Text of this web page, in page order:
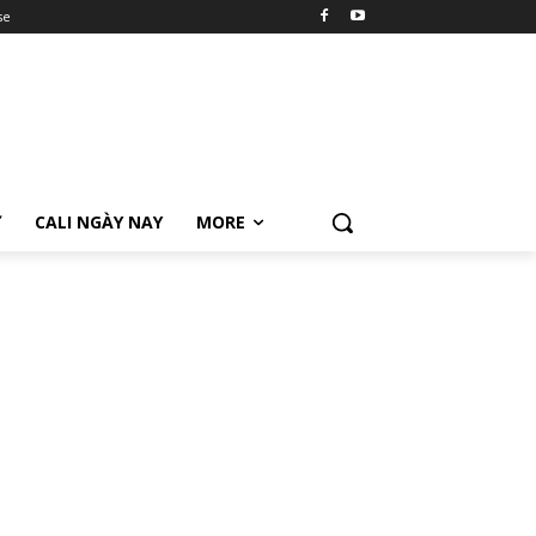
CALI NGÀY NAY MORE